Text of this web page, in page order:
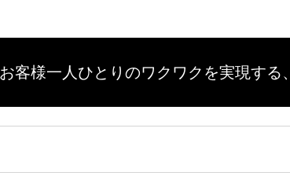
お客様一人ひとりのワクワクを実現する、